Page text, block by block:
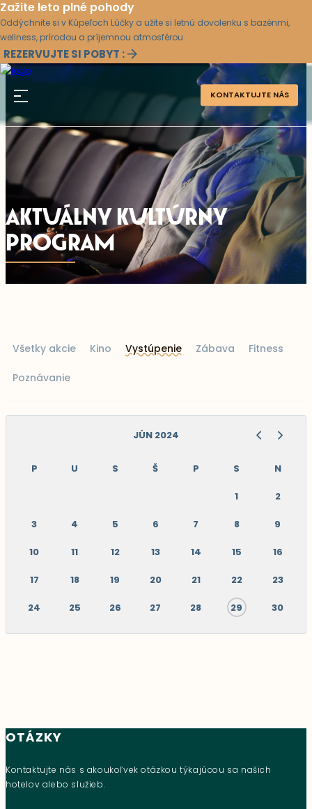
Zažite leto plné pohody
Oddýchnite si v Kúpeľoch Lúčky a užite si letnú dovolenku s bazénmi,
wellness, prírodou a príjemnou atmosférou.
REZERVUJTE SI POBYT :
KONTAKTUJTE NÁS
AKTUÁLNY KULTÚRNY
PROGRAM
Všetky akcie Kino Vystúpenie Zábava Fitness
Poznávanie
JÚN 2024
P U S Š P S N
1 2
3 4 5 6 7 8 9
10 11 12 13 14 15 16
17 18 19 20 21 22 23
24 25 26 27 28 29 30
OTÁZKY
Kontaktujte nás s akoukoľvek otázkou týkajúcou sa našich
hotelov alebo služieb.